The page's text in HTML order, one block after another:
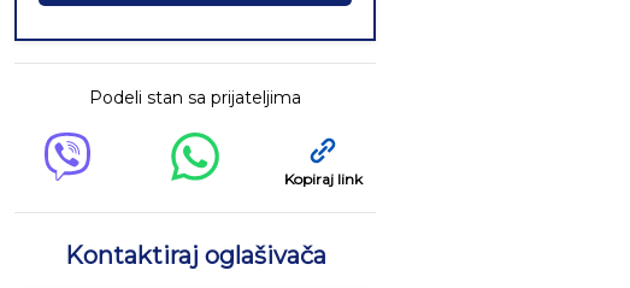
Podeli stan sa prijateljima
Kopiraj link
Kontaktiraj oglašivača